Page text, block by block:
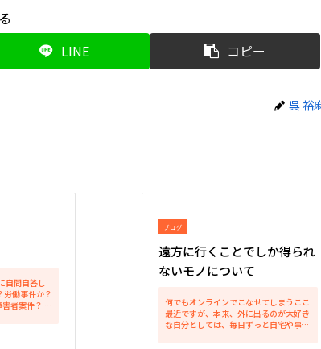
LINE コピー
呉 裕
自問自答し
労働事件か？
者案件？ 以
ブログ
遠方に行くことでしか得られ
ないモノについて
何でもオンラインでこなせてしまうここ
最近ですが、本来、外に出るのが大好き
な自分としては、毎日ずっと自宅や事務